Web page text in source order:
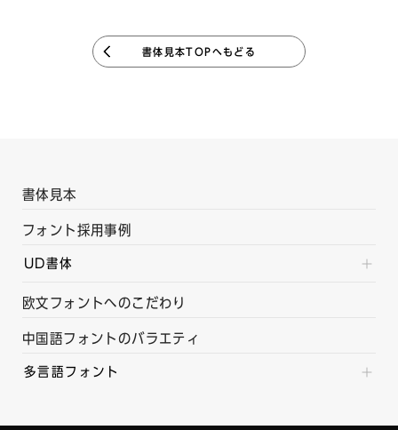
書体見本TOPへもどる
書体見本
フォント採用事例
UD書体
欧文フォントへのこだわり
中国語フォントのバラエティ
多言語フォント